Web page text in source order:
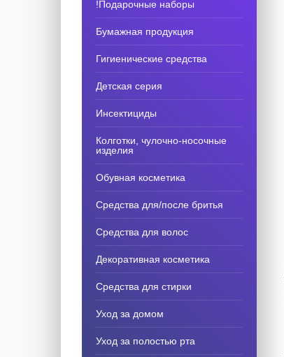
!Подарочные наборы
Бумажная продукция
Гигиенические средства
Детская серия
Инсектициды
Колготки, чулочно-носочные
изделия
Обувная косметика
Средства для/после бритья
Средства для волос
Декоративная косметика
Средства для стирки
Уход за домом
Уход за полостью рта